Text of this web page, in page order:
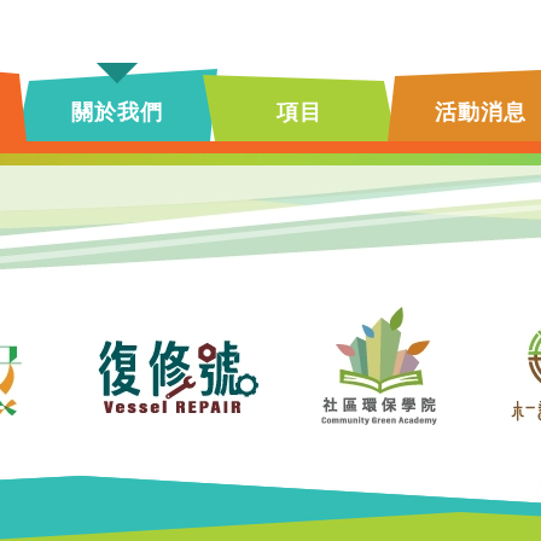
關於我們 項目 活動消息